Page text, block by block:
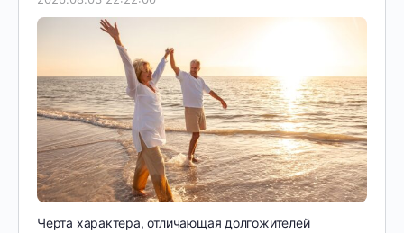
Черта характера, отличающая долгожителей